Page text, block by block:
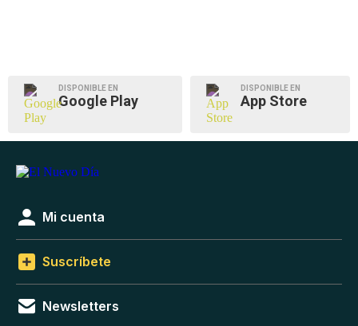
DISPONIBLE EN
Google Play
DISPONIBLE EN
App Store
Mi cuenta
Suscríbete
Newsletters